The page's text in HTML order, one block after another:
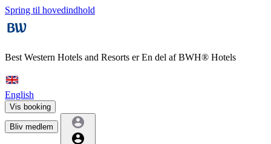
Spring til hovedindhold
Best Western Hotels and Resorts erEn del af BWH® Hotels
English
Vis booking
Bliv medlem